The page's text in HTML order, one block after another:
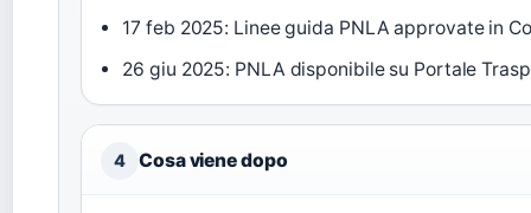
17 feb 2025: Linee guida PNLA approvate in
26 giu 2025: PNLA disponibile su Portale
4 Cosa viene dopo